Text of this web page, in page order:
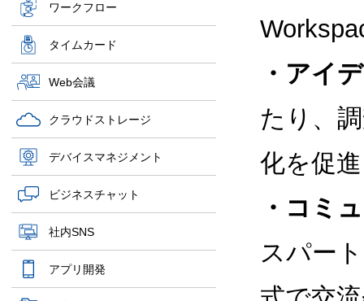
ワークフロー
タイムカード
Web会議
クラウドストレージ
デバイスマネジメント
ビジネスチャット
社内SNS
アプリ開発
・アイ
たり、
化を促
・コミ
スパー